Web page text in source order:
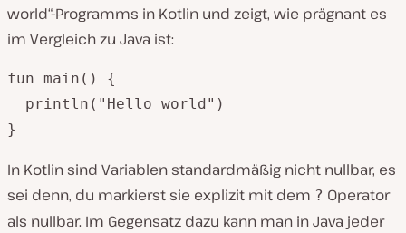
world“-Programms in Kotlin und zeigt, wie prägnant es
im Vergleich zu Java ist:
fun main() {
  println("Hello world")
}
In Kotlin sind Variablen standardmäßig nicht nullbar, es
sei denn, du markierst sie explizit mit dem ? Operator
als nullbar. Im Gegensatz dazu kann man in Java jeder